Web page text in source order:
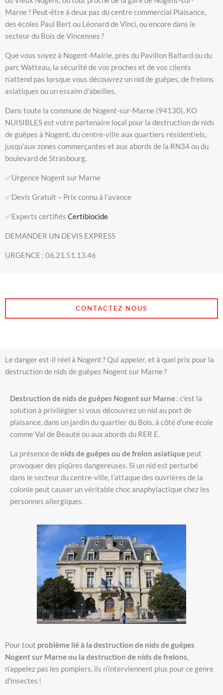
Marne ? Peut-être à deux pas du centre commercial Plaisance,
des écoles Paul Bert ou Léonard de Vinci, ou encore dans le
secteur du Bois de Vincennes ?
Que vous soyez à Nogent-Mairie, près du Pavillon Baltard ou du
parc Watteau, la sécurité de vos proches et de vos clients
n’attend pas lorsque vous découvrez un nid de guêpes, de frelons
asiatiques ou un essaim d’abeilles.
Dans toute la commune de Nogent-sur-Marne (94130), KO
NUISIBLES est votre partenaire local pour la destruction de nids
de guêpes à Nogent, du centre-ville aux quartiers résidentiels,
jusqu’aux zones commerçantes et aux abords de la RN34 ou du
boulevard de Strasbourg.
✅Urgence Nogent sur Marne
✅Devis Gratuit – Prix connu à l’avance
✅Experts certifiés Certibiocide
DEMANDER UN DEVIS EXPRESS
URGENCE : 06.21.51.13.46
CONTACTEZ NOUS
Le danger est-il réel à Nogent ? Qui appeler, et à quel prix pour la
destruction de nids de guêpes Nogent sur Marne ?
Destruction de nids de guêpes Nogent sur Marne: c’est la
solution à privilégier si vous découvrez un nid au port de
plaisance, dans un jardin du quartier du Bois, à côté d’une école
comme Val de Beauté ou aux abords du RER E.
La présence de nids de guêpes ou de frelon asiatique peut
provoquer des piqûres dangereuses. Si un nid est perturbé
dans le secteur du centre-ville, l’attaque des ouvrières de la
colonie peut causer un véritable choc anaphylactique chez les
personnes allergiques.
Pour tout problème lié à la destruction de nids de guêpes
Nogent sur Marne ou la destruction de nids de frelons,
n’appelez pas les pompiers, ils n’interviennent plus pour ce genre
d’insectes !